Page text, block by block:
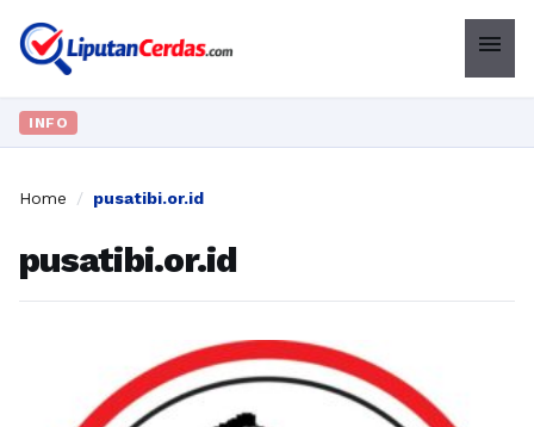
menu
INFO
Home / pusatibi.or.id
pusatibi.or.id